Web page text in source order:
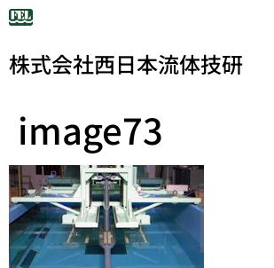
株式会社西日本流体技研
image73